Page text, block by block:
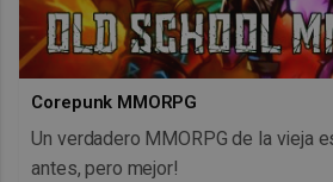
Corepunk MMORPG
Un verdadero MMORPG de la vieja
antes, pero mejor!